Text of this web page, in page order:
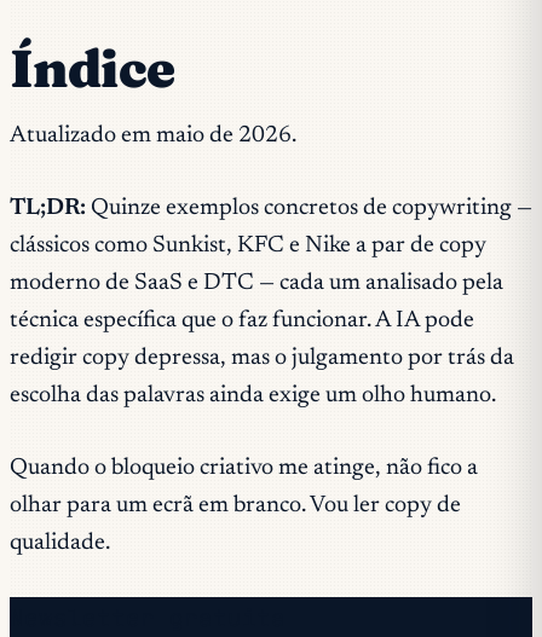
Índice
Atualizado em maio de 2026.
TL;DR: Quinze exemplos concretos de copywriting —
clássicos como Sunkist, KFC e Nike a par de copy
moderno de SaaS e DTC — cada um analisado pela
técnica específica que o faz funcionar. A IA pode
redigir copy depressa, mas o julgamento por trás da
escolha das palavras ainda exige um olho humano.
Quando o bloqueio criativo me atinge, não fico a
olhar para um ecrã em branco. Vou ler copy de
qualidade.